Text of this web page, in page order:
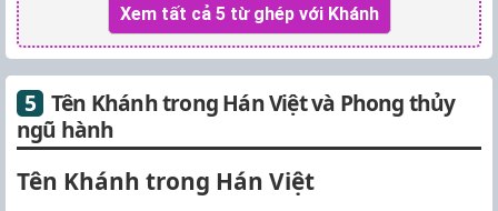
Xem tất cả 5 từ ghép với Khánh
Tên Khánh trong Hán Việt và Phong thủy
ngũ hành
Tên Khánh trong Hán Việt